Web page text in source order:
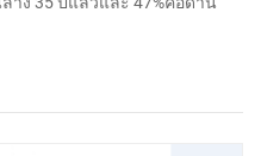
น,เฉลี่ยอายุ ของอินเดียน
นี้ demographic เซกเมนต์และ
สนับสนุน retailers เข้าไปปฎิบัติ
ฐบาลของอินเดียได้ยังลดขั้นพื้น